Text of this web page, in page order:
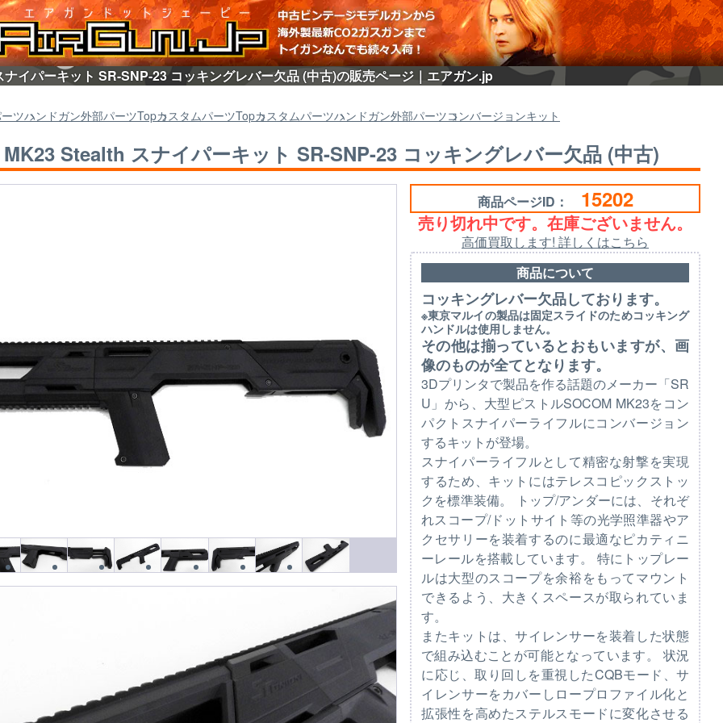
イパーキット SR-SNP-23 コッキングレバー欠品 (中古)の販売ページ｜エアガン.jp
ツハンドガン外部パーツTopカスタムパーツTopカスタムパーツハンドガン外部パーツコンバージョンキット
Stealth スナイパーキット SR-SNP-23 コッキングレバー欠品 (中古)
商品ページID： 15202
売り切れ中です。在庫ございません。
高価買取します! 詳しくはこちら
商品について
コッキングレバー欠品しております。
※東京マルイの製品は固定スライドのためコッキング
ハンドルは使用しません。
その他は揃っているとおもいますが、画
像のものが全てとなります。
3Dプリンタで製品を作る話題のメーカー「SR
U」から、大型ピストルSOCOM MK23をコン
パクトスナイパーライフルにコンバージョン
するキットが登場。
スナイパーライフルとして精密な射撃を実現
するため、キットにはテレスコピックストッ
クを標準装備。 トップ/アンダーには、それぞ
れスコープ/ドットサイト等の光学照準器やア
クセサリーを装着するのに最適なピカティニ
ーレールを搭載しています。 特にトップレー
ルは大型のスコープを余裕をもってマウント
できるよう、大きくスペースが取られていま
す。
またキットは、サイレンサーを装着した状態
で組み込むことが可能となっています。 状況
に応じ、取り回しを重視したCQBモード、サ
イレンサーをカバーしロープロファイル化と
拡張性を高めたステルスモードに変化させる